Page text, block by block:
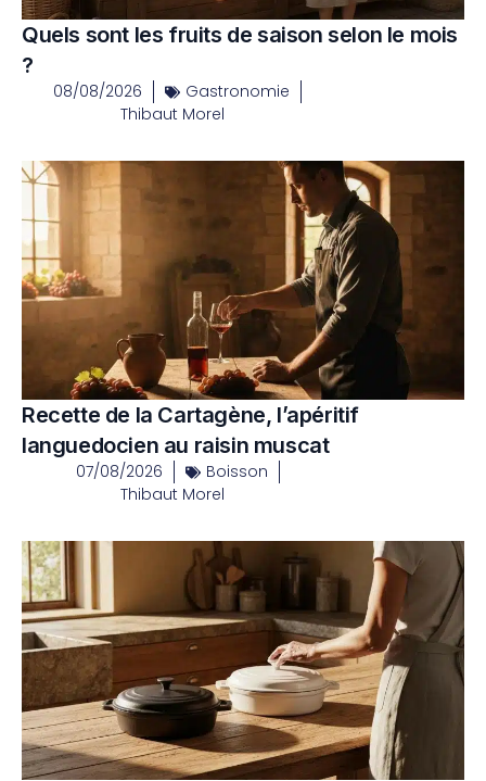
Quels sont les fruits de saison selon le mois
?
08/08/2026
Gastronomie
Thibaut Morel
Recette de la Cartagène, l’apéritif
languedocien au raisin muscat
07/08/2026
Boisson
Thibaut Morel